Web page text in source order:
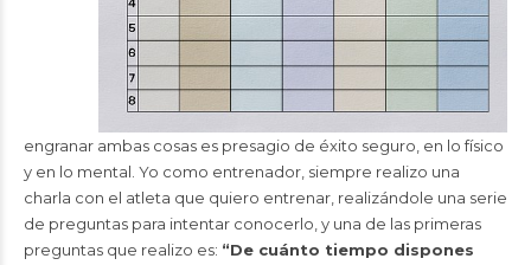
engranar ambas cosas es presagio de éxito seguro, en lo físico
y en lo mental. Yo como entrenador, siempre realizo una
charla con el atleta que quiero entrenar, realizándole una serie
de preguntas para intentar conocerlo, y una de las primeras
preguntas que realizo es: “De cuánto tiempo dispones